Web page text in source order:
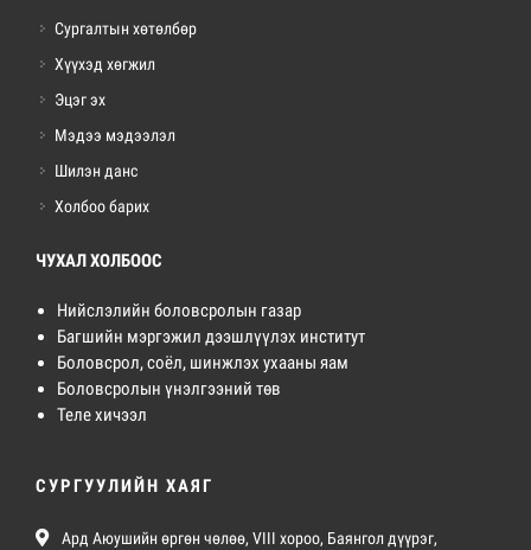
Сургалтын хөтөлбөр
Хүүхэд хөгжил
Эцэг эх
Мэдээ мэдээлэл
Шилэн данс
Холбоо барих
ЧУХАЛ ХОЛБООС
Нийслэлийн боловсролын газар
Багшийн мэргэжил дээшлүүлэх институт
Боловсрол, соёл, шинжлэх ухааны яам
Боловсролын үнэлгээний төв
Теле хичээл
СУРГУУЛИЙН ХАЯГ
Ард Аюушийн өргөн чөлөө, VIII хороо, Баянгол дүүрэг,